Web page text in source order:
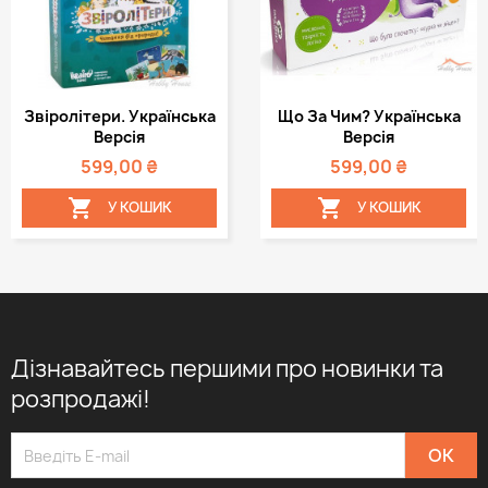
Звіролітери. Українська
Версія
599,00 ₴
 У КОШИК
Що За Чим? Українська
Версія
599,00 ₴
 У КОШИК
Дізнавайтесь першими про новинки та
розпродажі!